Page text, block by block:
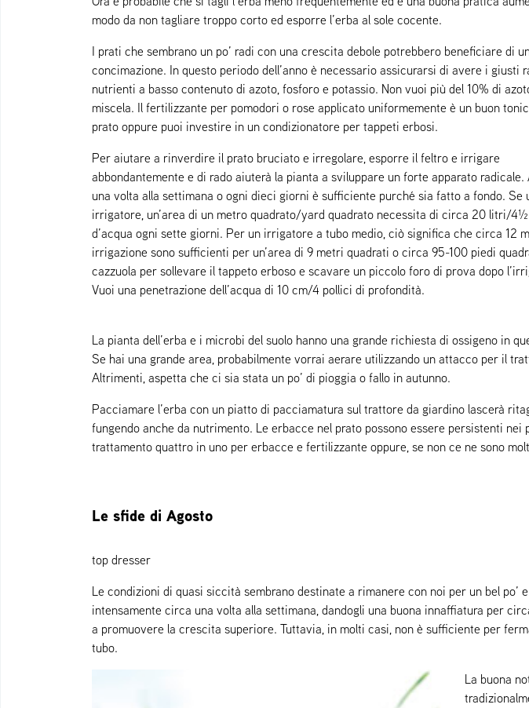
modo da non tagliare troppo corto ed esporre l’erba al sole cocente.
I prati che sembrano un po’ radi con una crescita debole potrebbero beneficiare di
concimazione. In questo periodo dell’anno è necessario assicurarsi di avere i giusti
nutrienti a basso contenuto di azoto, fosforo e potassio. Non vuoi più del 10% di
miscela. Il fertilizzante per pomodori o rose applicato uniformemente è un buon
prato oppure puoi investire in un condizionatore per tappeti erbosi.
Per aiutare a rinverdire il prato bruciato e irregolare, esporre il feltro e irrigare
abbondantemente e di rado aiuterà la pianta a sviluppare un forte apparato radicale.
una volta alla settimana o ogni dieci giorni è sufficiente purché sia fatto a fondo. Se
irrigatore, un’area di un metro quadrato/yard quadrato necessita di circa 20 litri/
d’acqua ogni sette giorni. Per un irrigatore a tubo medio, ciò significa che circa 12
irrigazione sono sufficienti per un’area di 9 metri quadrati o circa 95-100 piedi
cazzuola per sollevare il tappeto erboso e scavare un piccolo foro di prova dopo
Vuoi una penetrazione dell’acqua di 10 cm/4 pollici di profondità.
La pianta dell’erba e i microbi del suolo hanno una grande richiesta di ossigeno in
Se hai una grande area, probabilmente vorrai aerare utilizzando un attacco per il
Altrimenti, aspetta che ci sia stata un po’ di pioggia o fallo in autunno.
Pacciamare l’erba con un piatto di pacciamatura sul trattore da giardino lascerà
fungendo anche da nutrimento. Le erbacce nel prato possono essere persistenti
trattamento quattro in uno per erbacce e fertilizzante oppure, se non ce ne sono
Le sfide di Agosto
top dresser
Le condizioni di quasi siccità sembrano destinate a rimanere con noi per un bel
intensamente circa una volta alla settimana, dandogli una buona innaffiatura per
a promuovere la crescita superiore. Tuttavia, in molti casi, non è sufficiente per
tubo.
La buona